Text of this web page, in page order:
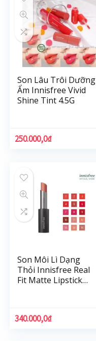
Son Lâu Trôi Dưỡng
Ẩm Innisfree Vivid
Shine Tint 4.5G
250.000,0₫
Son Môi Lì Dạng
Thỏi Innisfree Real
Fit Matte Lipstick
340.000,0₫